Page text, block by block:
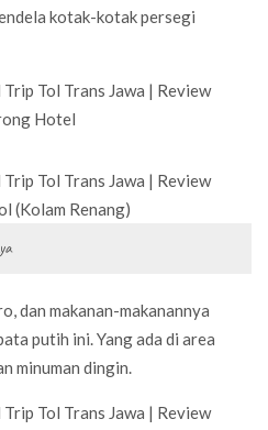
kotak-kotak persegi
dan makanan-makanannya
putih ini. Yang ada di area
minuman dingin.